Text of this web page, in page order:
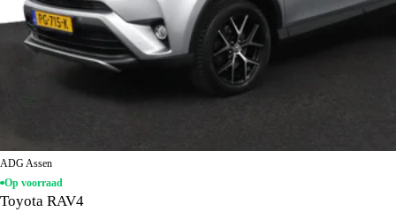
ADG Assen
Op voorraad
Toyota RAV4